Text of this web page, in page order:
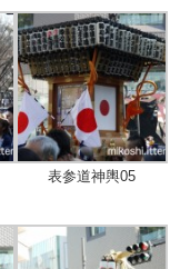
表参道神輿05